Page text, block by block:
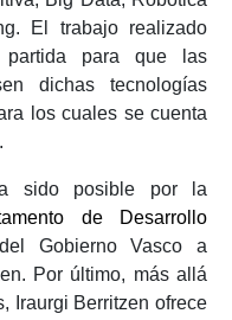
El trabajo realizado
para que las
dichas tecnologías
los cuales se cuenta
sido posible por la
de Desarrollo
Gobierno Vasco a
Por último, más allá
Iraurgi Berritzen ofrece